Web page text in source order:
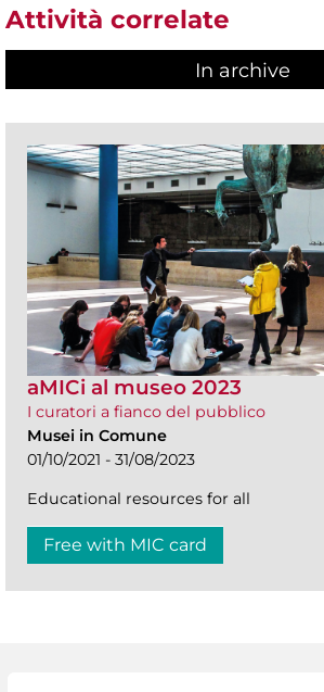
Attività correlate
In archive
aMICi al museo 2023
I curatori a fianco del pubblico
Musei in Comune
01/10/2021 - 31/08/2023
Educational resources for all
Free with MIC card